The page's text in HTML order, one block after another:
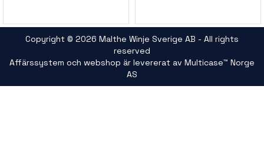
Copyright © 2026 Malthe Winje Sverige AB - All rights
reserved
Affärssystem och webshop är levererat av Multicase™ Norge
AS